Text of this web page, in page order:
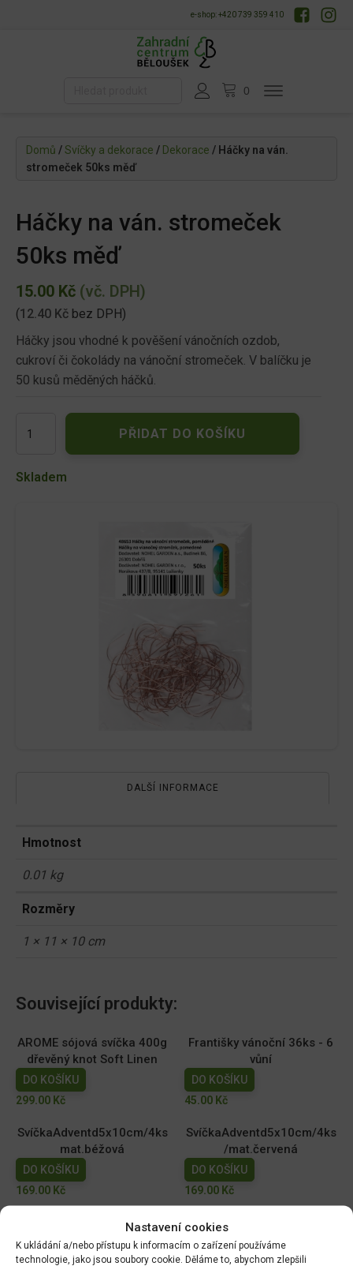
Nastavení cookies
K ukládání a/nebo přístupu k informacím o zařízení používáme
technologie, jako jsou soubory cookie. Děláme to, abychom zlepšili
e-shop: +420 739 359 410
Domů /Svíčky a dekorace / Dekorace / Háčky na ván.
stromeček 50ks měď
Háčky na ván. stromeček
50ks měď
15.00 Kč (vč. DPH)
(12.40 Kč bez DPH)
Háčky jsou vhodné k pověšení vánočních ozdob,
cukroví či čokolády na vánoční stromeček. V balíčku je
50 kusů měděných háčků.
stromeček
PŘIDAT DO KOŠÍKU
Skladem
DALŠÍ INFORMACE
Hmotnost
0.01 kg
Rozměry
1 × 11 × 10 cm
Související produkty:
AROME sójová svíčka 400g
dřevěný knot Soft Linen
DO KOŠÍKU
299.00 Kč
Františky vánoční 36ks - 6
vůní
DO KOŠÍKU
45.00 Kč
SvíčkaAdventd5x10cm/4ks
mat.béžová
DO KOŠÍKU
169.00 Kč
SvíčkaAdventd5x10cm/4ks
/mat.červená
DO KOŠÍKU
169.00 Kč
Grooved/rýhovaná/Válec
d7x16cm/bílá
Grooved/rýhovaná/válec
d7x16cm/béžová